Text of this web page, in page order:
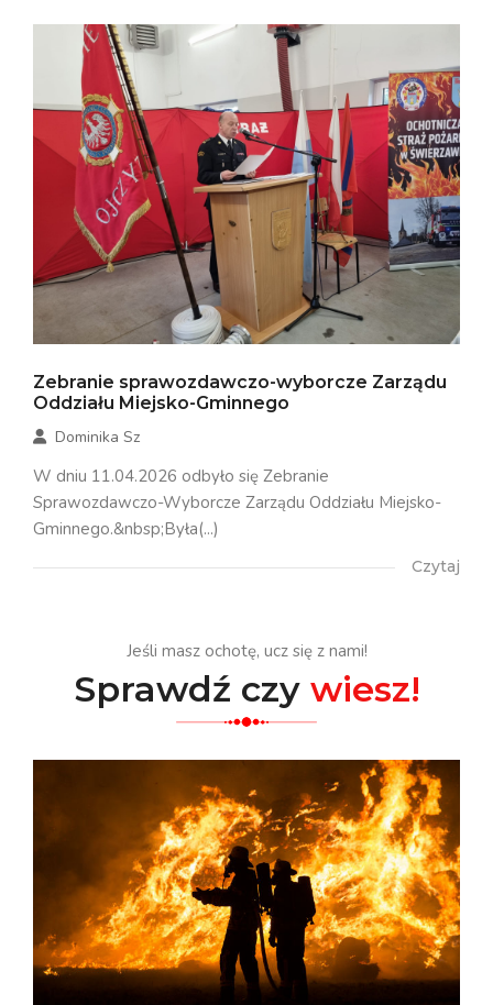
Zebranie sprawozdawczo-wyborcze Zarządu
Oddziału Miejsko-Gminnego
Dominika Sz
W dniu 11.04.2026 odbyło się Zebranie
Sprawozdawczo-Wyborcze Zarządu Oddziału Miejsko-
Gminnego.&nbsp;Była(...)
Czytaj
Jeśli masz ochotę, ucz się z nami!
Sprawdź czy wiesz!